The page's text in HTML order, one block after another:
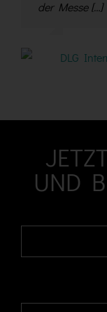
der Messe […]
DLG
bedanken. […]
UND